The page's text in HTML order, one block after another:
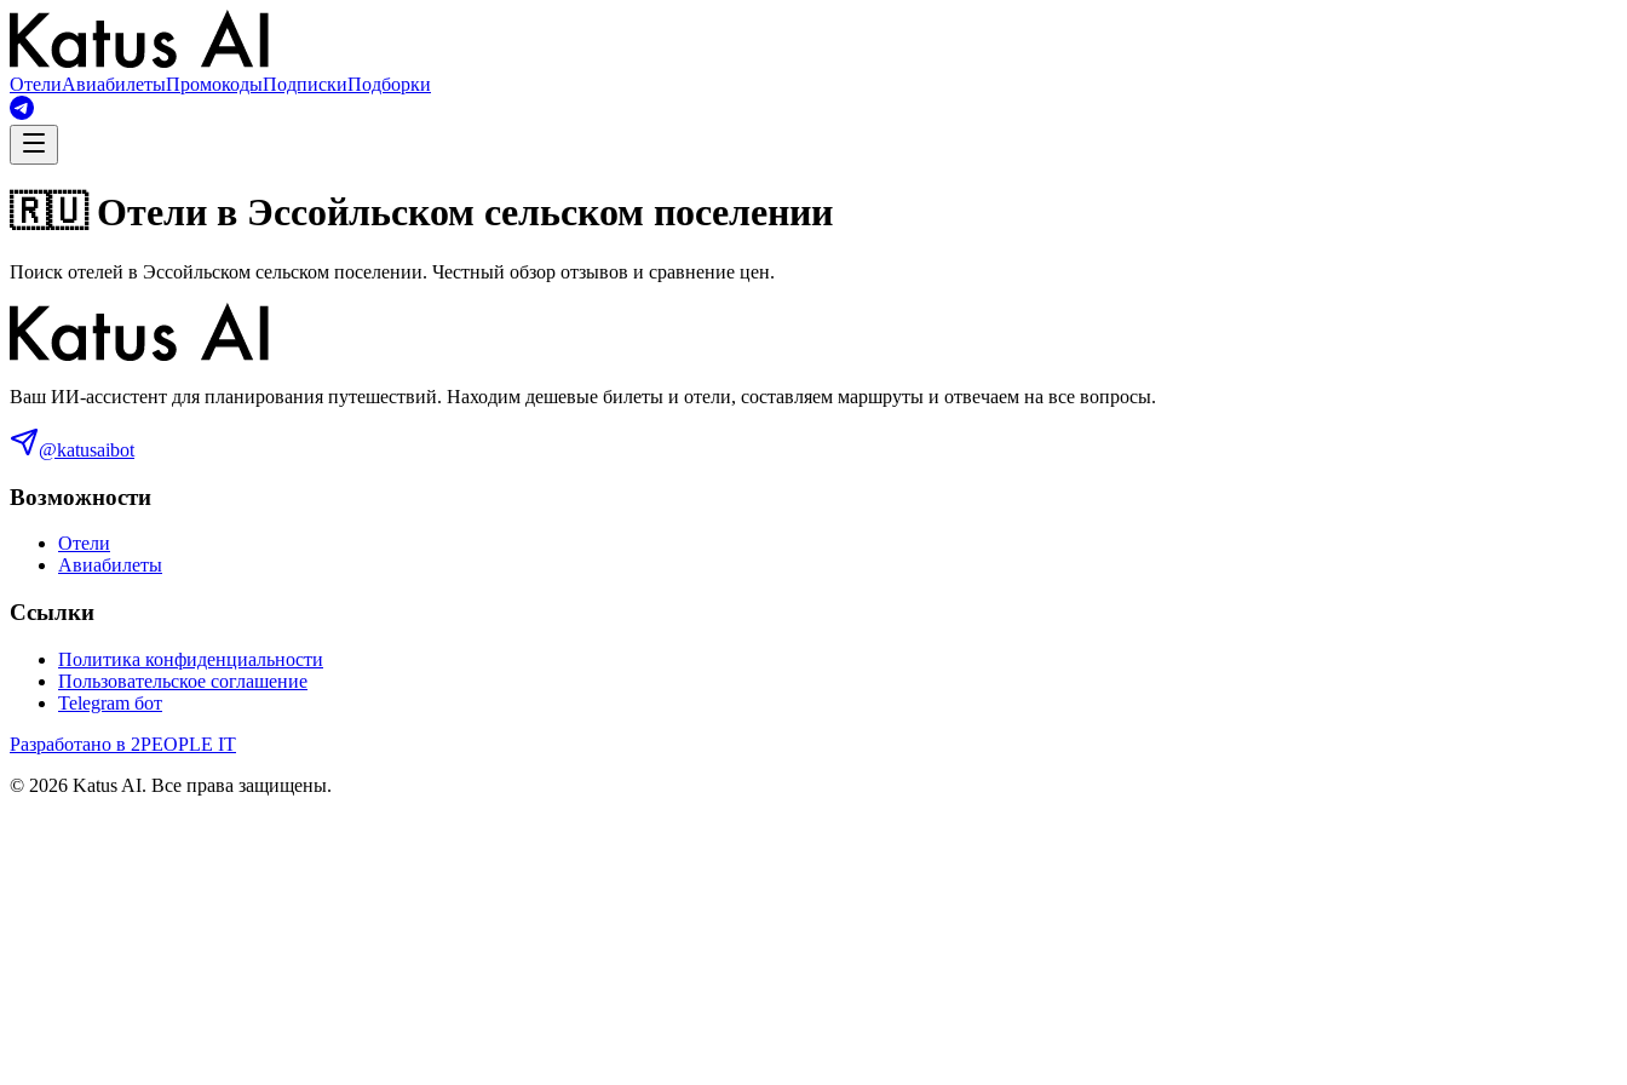
ОтелиАвиабилетыПромокодыПодпискиПодборки
🇷🇺 Отели в Эссойльском сельском поселении
Поиск отелей в Эссойльском сельском поселении. Честный обзор отзывов и сравнение цен.
Ваш ИИ-ассистент для планирования путешествий. Находим дешевые билеты и отели, составляем маршруты и отвечаем на все вопросы.
@katusaibot
Возможности
Отели
Авиабилеты
Ссылки
Политика конфиденциальности
Пользовательское соглашение
Telegram бот
Разработано в 2PEOPLE IT
© 2026 Katus AI. Все права защищены.